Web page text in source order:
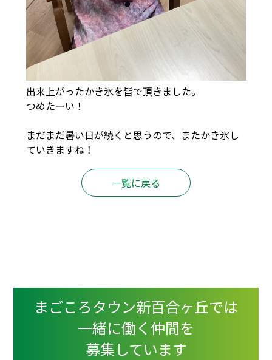
出来上がったかき氷を皆で頂きました。
つめたーい！
まだまだ暑い日が続くと思うので、またかき氷し
ていきますね！
一覧に戻る
まごころタウン新百合ヶ丘では
一緒に働く仲間を
募集しています